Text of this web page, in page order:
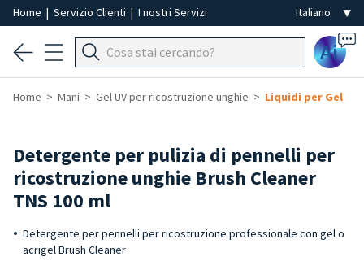
Home | Servizio Clienti | I nostri Servizi
Ai
Home Mani Gel UV per ricostruzione unghie Liquidi per Gel
Detergente per pulizia di pennelli per
ricostruzione unghie Brush Cleaner
TNS 100 ml
Detergente per pennelli per ricostruzione professionale con gel o
acrigel Brush Cleaner